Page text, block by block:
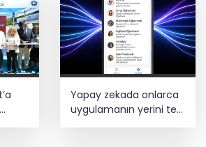
Yapay zekada onlarca
uygulamanın yerini tek
asistan alabilir